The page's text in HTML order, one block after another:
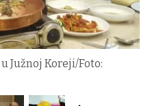
Južnoj Koreji/Foto: